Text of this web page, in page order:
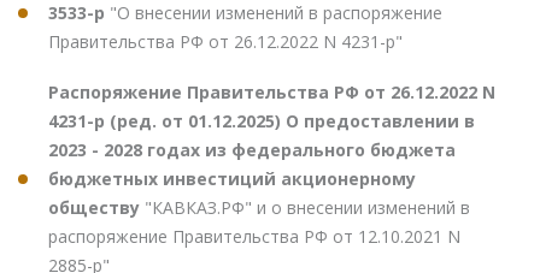
3533-р "О внесении изменений в распоряжение
Правительства РФ от 26.12.2022 N 4231-р"
Распоряжение Правительства РФ от 26.12.2022 N
4231-р (ред. от 01.12.2025) О предоставлении в
2023 - 2028 годах из федерального бюджета
бюджетных инвестиций акционерному
обществу "КАВКАЗ.РФ" и о внесении изменений в
распоряжение Правительства РФ от 12.10.2021 N
2885-р"